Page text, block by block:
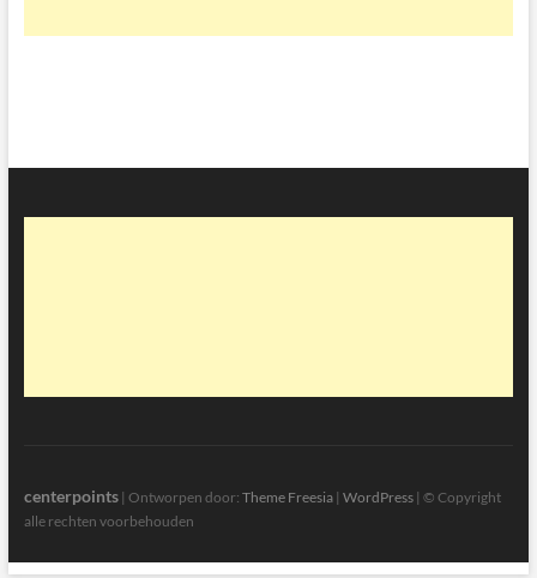
centerpoints| Ontworpen door: Theme Freesia| WordPress| © Copyright
alle rechten voorbehouden